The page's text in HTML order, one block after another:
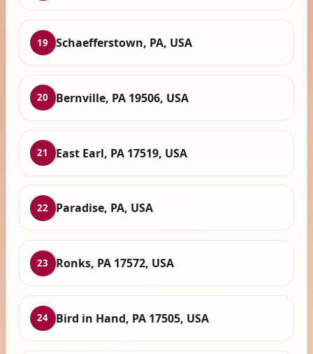
19 Schaefferstown, PA, USA
20 Bernville, PA 19506, USA
21 East Earl, PA 17519, USA
22 Paradise, PA, USA
23 Ronks, PA 17572, USA
24 Bird in Hand, PA 17505, USA